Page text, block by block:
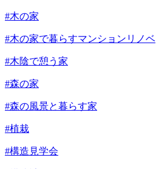
#木の家
#木の家で暮らすマンションリノベ
#木陰で憩う家
#森の家
#森の風景と暮らす家
#植栽
#構造見学会